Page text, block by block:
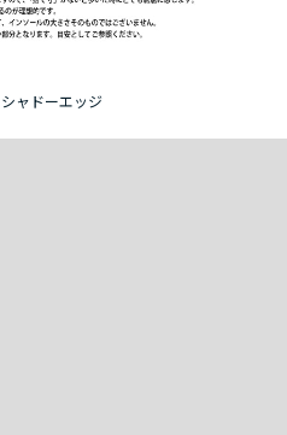
シャドーエッジ